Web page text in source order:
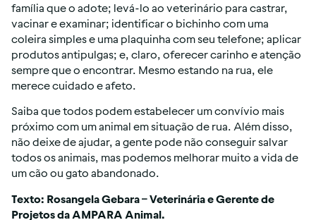
família que o adote; levá-lo ao veterinário para castrar,
vacinar e examinar; identificar o bichinho com uma
coleira simples e uma plaquinha com seu telefone; aplicar
produtos antipulgas; e, claro, oferecer carinho e atenção
sempre que o encontrar. Mesmo estando na rua, ele
merece cuidado e afeto.
Saiba que todos podem estabelecer um convívio mais
próximo com um animal em situação de rua. Além disso,
não deixe de ajudar, a gente pode não conseguir salvar
todos os animais, mas podemos melhorar muito a vida de
um cão ou gato abandonado.
Texto: Rosangela Gebara – Veterinária e Gerente de
Projetos da AMPARA Animal.